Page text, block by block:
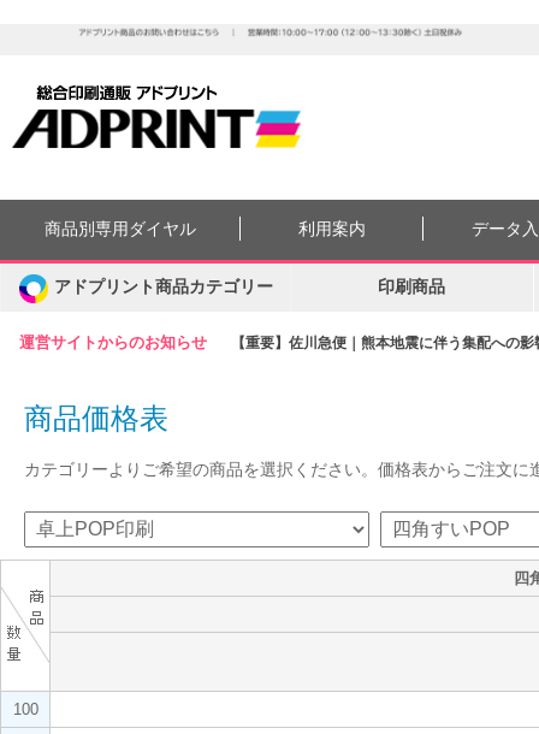
運営サイトからのお知らせ 【重要】佐川急便｜熊本地震に伴う集配への
商品別専用ダイヤル 利用案内 データ
アドプリント商品カテゴリー 印刷商品
商品価格表
カテゴリーよりご希望の商品を選択ください。価格表からご注文に
四
100